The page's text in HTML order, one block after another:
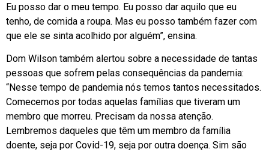
Eu posso dar o meu tempo. Eu posso dar aquilo que eu
tenho, de comida a roupa. Mas eu posso também fazer com
que ele se sinta acolhido por alguém”, ensina.
Dom Wilson também alertou sobre a necessidade de tantas
pessoas que sofrem pelas consequências da pandemia:
“Nesse tempo de pandemia nós temos tantos necessitados.
Comecemos por todas aquelas famílias que tiveram um
membro que morreu. Precisam da nossa atenção.
Lembremos daqueles que têm um membro da família
doente, seja por Covid-19, seja por outra doença. Sim são